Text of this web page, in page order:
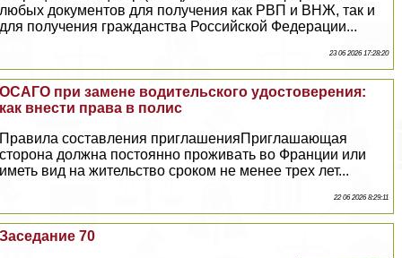
любых документов для получения как РВП и ВНЖ, так и
для получения гражданства Российской Федерации...
23 06 2026 17:28:20
ОСАГО при замене водительского удостоверения:
как внести права в полис
Правила составления приглашенияПриглашающая
сторона должна постоянно проживать во Франции или
иметь вид на жительство сроком не менее трех лет...
22 06 2026 8:29:11
Заседание 70